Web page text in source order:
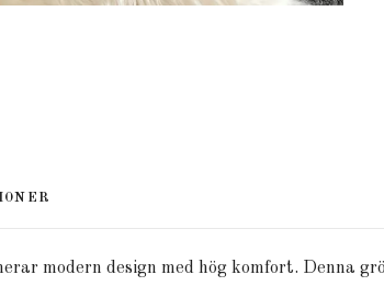
modern design med hög komfort. Denna